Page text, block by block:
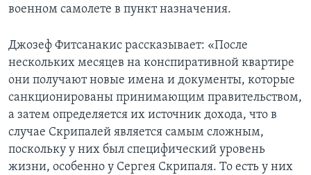
военном самолете в пункт назначения.
Джозеф Фитсанакис рассказывает: «После
нескольких месяцев на конспиративной квартире
они получают новые имена и документы, которые
санкционированы принимающим правительством,
а затем определяется их источник дохода, что в
случае Скрипалей является самым сложным,
поскольку у них был специфический уровень
жизни, особенно у Сергея Скрипаля. То есть у них